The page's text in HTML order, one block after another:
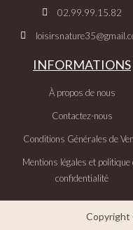
02.99.99.15.82
INFORMATIONS
À propos de nous
Contactez-nous
Conditions Générales de
Mentions légales et politique
confidentialité
Copyright